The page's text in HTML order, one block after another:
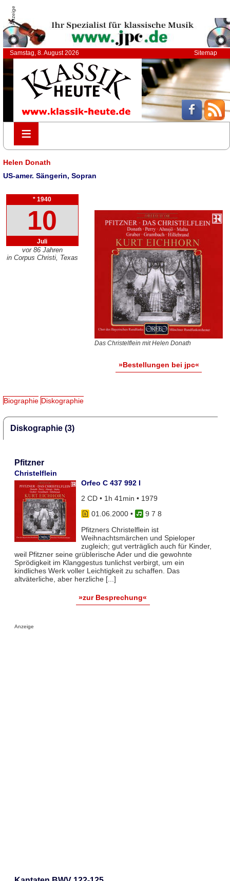
Anzeige
Samstag, 8. August 2026 Sitemap
≡
≡
Helen Donath
US-amer. Sängerin, Sopran
* 1940
10
Juli
vor 86 Jahren
in Corpus Christi, Texas
Das Christelflein mit Helen Donath
»Bestellungen bei jpc«
Biographie Diskographie
Diskographie (3)
Pfitzner
Christelflein
Orfeo C 437 992 I
2 CD • 1h 41min • 1979
01.06.2000•
9 7 8
Pfitzners Christelflein ist
Weihnachtsmärchen und Spieloper
zugleich; gut verträglich auch für Kinder,
weil Pfitzner seine grüblerische Ader und die gewohnte
Sprödigkeit im Klanggestus tunlichst verbirgt, um ein
kindliches Werk voller Leichtigkeit zu schaffen. Das
altväterliche, aber herzliche [...]
»zur Besprechung«
Anzeige